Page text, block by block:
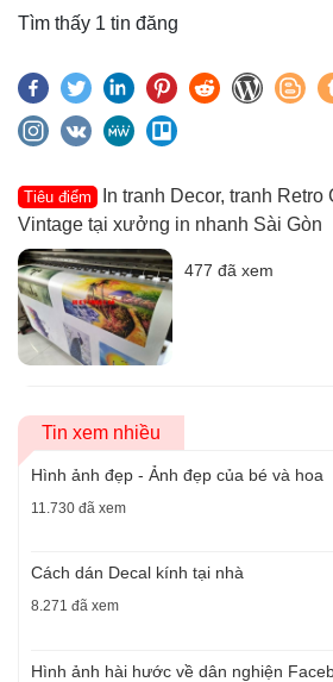
Tìm thấy 1 tin đăng
Tiêu điểm
In tranh Decor, tranh Retro
Vintage tại xưởng in nhanh Sài Gòn
477 đã xem
Tin xem nhiều
Hình ảnh đẹp - Ảnh đẹp của bé và hoa
11.730 đã xem
Cách dán Decal kính tại nhà
8.271 đã xem
Hình ảnh hài hước về dân nghiện